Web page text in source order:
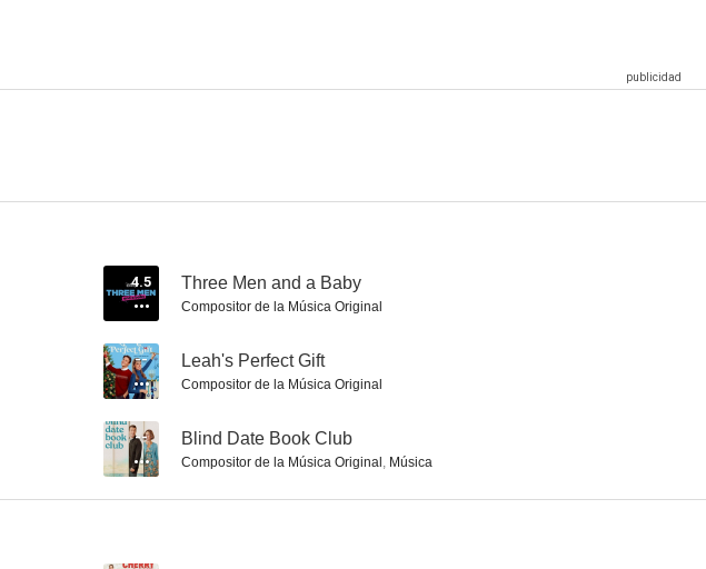
4.5 Three Men and a Baby
Compositor de la Música Original
-- Leah's Perfect Gift
Compositor de la Música Original
-- Blind Date Book Club
Compositor de la Música Original , Música